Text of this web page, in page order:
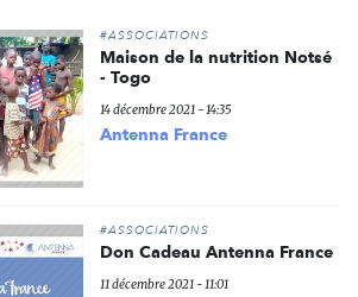
#ASSOCIATIONS
Maison de la nutrition Notsé
- Togo
14 décembre 2021 - 14:35
Antenna France
#ASSOCIATIONS
Don Cadeau Antenna France
11 décembre 2021 - 11:01